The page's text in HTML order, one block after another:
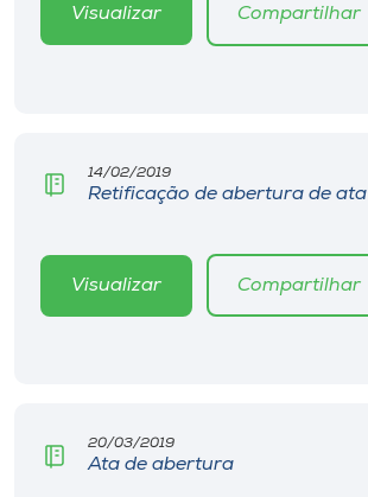
Unoesc
Visualizar Compartilhar
14/02/2019
Retificação de abertura de ata
Visualizar Compartilhar
20/03/2019
Ata de abertura